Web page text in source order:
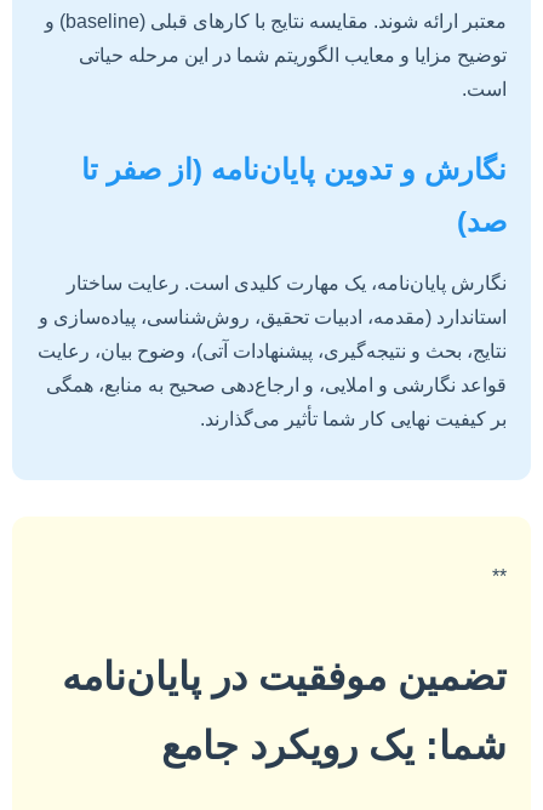
معتبر ارائه شوند. مقایسه نتایج با کارهای قبلی (baseline) و
توضیح مزایا و معایب الگوریتم شما در این مرحله حیاتی
است.
نگارش و تدوین پایان‌نامه (از صفر تا
صد)
نگارش پایان‌نامه، یک مهارت کلیدی است. رعایت ساختار
استاندارد (مقدمه، ادبیات تحقیق، روش‌شناسی، پیاده‌سازی و
نتایج، بحث و نتیجه‌گیری، پیشنهادات آتی)، وضوح بیان، رعایت
قواعد نگارشی و املایی، و ارجاع‌دهی صحیح به منابع، همگی
بر کیفیت نهایی کار شما تأثیر می‌گذارند.
**
تضمین موفقیت در پایان‌نامه
شما: یک رویکرد جامع